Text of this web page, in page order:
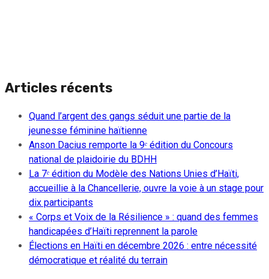
Articles récents
Quand l’argent des gangs séduit une partie de la
jeunesse féminine haïtienne
Anson Dacius remporte la 9ᵉ édition du Concours
national de plaidoirie du BDHH
La 7ᵉ édition du Modèle des Nations Unies d’Haïti,
accueillie à la Chancellerie, ouvre la voie à un stage pour
dix participants
« Corps et Voix de la Résilience » : quand des femmes
handicapées d’Haïti reprennent la parole
Élections en Haïti en décembre 2026 : entre nécessité
démocratique et réalité du terrain